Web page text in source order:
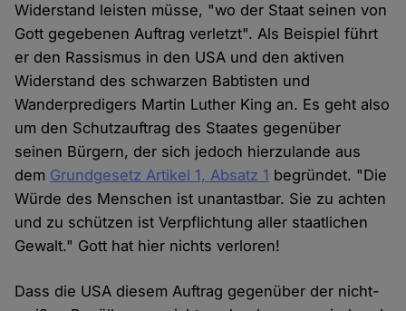
Widerstand leisten müsse, "wo der Staat seinen von
Gott gegebenen Auftrag verletzt". Als Beispiel führt
er den Rassismus in den USA und den aktiven
Widerstand des schwarzen Babtisten und
Wanderpredigers Martin Luther King an. Es geht also
um den Schutzauftrag des Staates gegenüber
seinen Bürgern, der sich jedoch hierzulande aus
dem Grundgesetz Artikel 1, Absatz 1 begründet. "Die
Würde des Menschen ist unantastbar. Sie zu achten
und zu schützen ist Verpflichtung aller staatlichen
Gewalt." Gott hat hier nichts verloren!
Dass die USA diesem Auftrag gegenüber der nicht-